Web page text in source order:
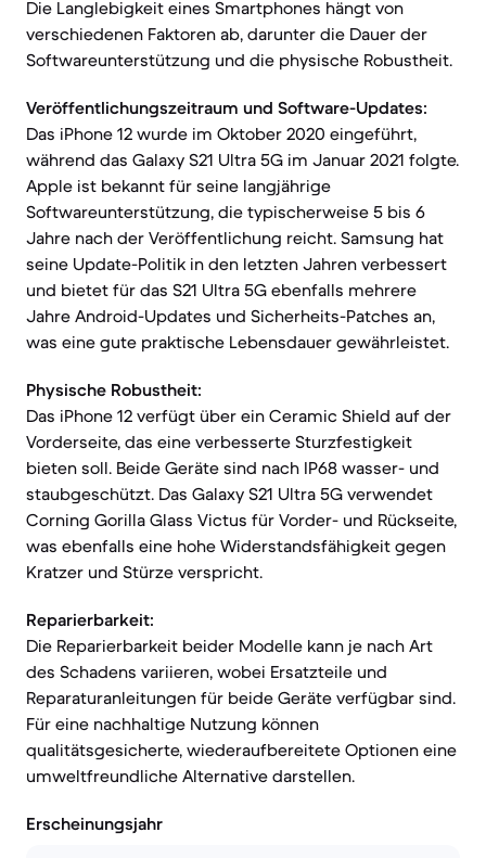
Die Langlebigkeit eines Smartphones hängt von
verschiedenen Faktoren ab, darunter die Dauer der
Softwareunterstützung und die physische Robustheit.
Veröffentlichungszeitraum und Software-Updates:
Das iPhone 12 wurde im Oktober 2020 eingeführt,
während das Galaxy S21 Ultra 5G im Januar 2021 folgte.
Apple ist bekannt für seine langjährige
Softwareunterstützung, die typischerweise 5 bis 6
Jahre nach der Veröffentlichung reicht. Samsung hat
seine Update-Politik in den letzten Jahren verbessert
und bietet für das S21 Ultra 5G ebenfalls mehrere
Jahre Android-Updates und Sicherheits-Patches an,
was eine gute praktische Lebensdauer gewährleistet.
Physische Robustheit:
Das iPhone 12 verfügt über ein Ceramic Shield auf der
Vorderseite, das eine verbesserte Sturzfestigkeit
bieten soll. Beide Geräte sind nach IP68 wasser- und
staubgeschützt. Das Galaxy S21 Ultra 5G verwendet
Corning Gorilla Glass Victus für Vorder- und Rückseite,
was ebenfalls eine hohe Widerstandsfähigkeit gegen
Kratzer und Stürze verspricht.
Reparierbarkeit:
Die Reparierbarkeit beider Modelle kann je nach Art
des Schadens variieren, wobei Ersatzteile und
Reparaturanleitungen für beide Geräte verfügbar sind.
Für eine nachhaltige Nutzung können
qualitätsgesicherte, wiederaufbereitete Optionen eine
umweltfreundliche Alternative darstellen.
Erscheinungsjahr